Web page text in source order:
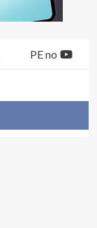
PE no